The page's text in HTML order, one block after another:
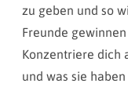
zu geben und so
Freunde
Konzentriere dich
und was sie